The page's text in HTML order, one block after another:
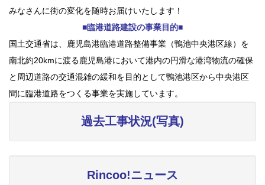
みなさんに街の変化を随時お届けいたします！
■臨港道路建設の事業目的■
国土交通省は、鹿児島港臨港道路整備事業（鴨池中央港区線）を
南北約20kmに渡る鹿児島港において港内の円滑な港湾物流の確保
と周辺道路の交通混雑の緩和を目的として鴨池港区から中央港区
間に臨港道路をつくる事業を実施しています。
過去工事状況(写真)
Rincoo!ニュース